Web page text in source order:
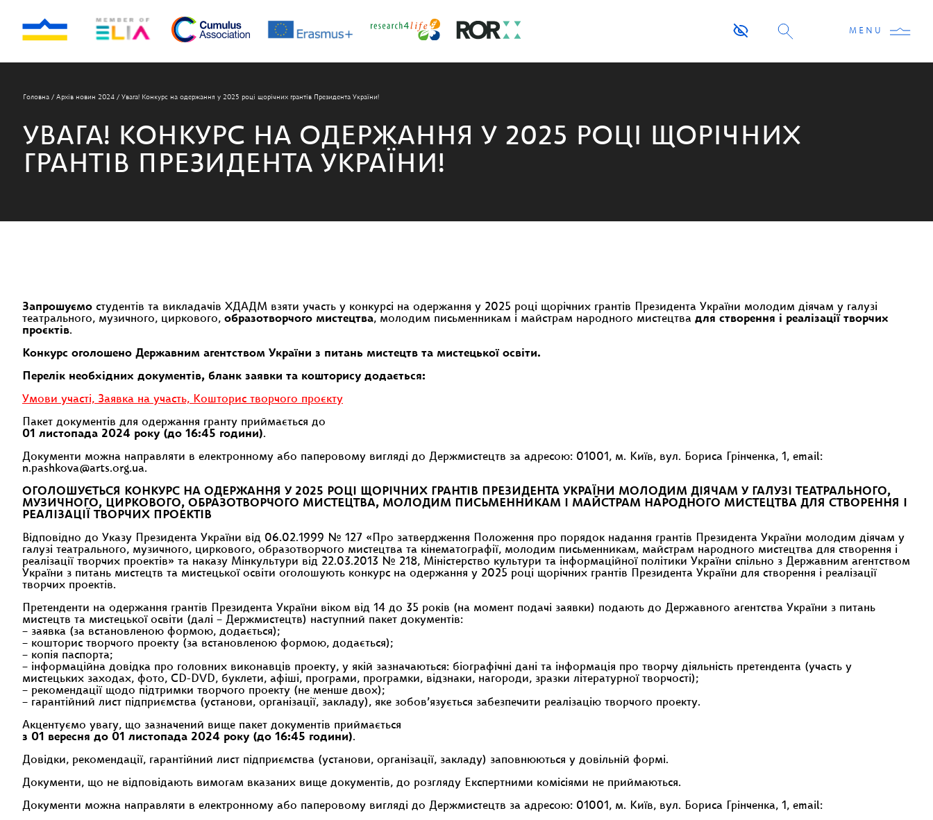
MENU
Головна / Архів новин 2024 / Увага! Конкурс на одержання у 2025 році щорічних грантів Президента України!
УВАГА! КОНКУРС НА ОДЕРЖАННЯ У 2025 РОЦІ ЩОРІЧНИХ
ГРАНТІВ ПРЕЗИДЕНТА УКРАЇНИ!
Запрошуємо студентів та викладачів ХДАДМ взяти участь у конкурсі на одержання у 2025 році щорічних грантів Президента України молодим діячам у галузі
театрального, музичного, циркового, образотворчого мистецтва, молодим письменникам і майстрам народного мистецтва для створення і реалізації творчих
проєктів.
Конкурс оголошено Державним агентством України з питань мистецтв та мистецької освіти.
Перелік необхідних документів, бланк заявки та кошторису додається:
Умови участі, Заявка на участь, Кошторис творчого проєкту
Пакет документів для одержання гранту приймається до
01 листопада 2024 року (до 16:45 години).
Документи можна направляти в електронному або паперовому вигляді до Держмистецтв за адресою: 01001, м. Київ, вул. Бориса Грінченка, 1, email:
n.pashkova@arts.org.ua.
ОГОЛОШУЄТЬСЯ КОНКУРС НА ОДЕРЖАННЯ У 2025 РОЦІ ЩОРІЧНИХ ГРАНТІВ ПРЕЗИДЕНТА УКРАЇНИ МОЛОДИМ ДІЯЧАМ У ГАЛУЗІ ТЕАТРАЛЬНОГО,
МУЗИЧНОГО, ЦИРКОВОГО, ОБРАЗОТВОРЧОГО МИСТЕЦТВА, МОЛОДИМ ПИСЬМЕННИКАМ І МАЙСТРАМ НАРОДНОГО МИСТЕЦТВА ДЛЯ СТВОРЕННЯ І
РЕАЛІЗАЦІЇ ТВОРЧИХ ПРОЕКТІВ
Відповідно до Указу Президента України від 06.02.1999 № 127 «Про затвердження Положення про порядок надання грантів Президента України молодим діячам у
галузі театрального, музичного, циркового, образотворчого мистецтва та кінематографії, молодим письменникам, майстрам народного мистецтва для створення і
реалізації творчих проектів» та наказу Мінкультури від 22.03.2013 № 218, Міністерство культури та інформаційної політики України спільно з Державним агентством
України з питань мистецтв та мистецької освіти оголошують конкурс на одержання у 2025 році щорічних грантів Президента України для створення і реалізації
творчих проектів.
Претенденти на одержання грантів Президента України віком від 14 до 35 років (на момент подачі заявки) подають до Державного агентства України з питань
мистецтв та мистецької освіти (далі – Держмистецтв) наступний пакет документів:
– заявка (за встановленою формою, додається);
– кошторис творчого проекту (за встановленою формою, додається);
– копія паспорта;
– інформаційна довідка про головних виконавців проекту, у якій зазначаються: біографічні дані та інформація про творчу діяльність претендента (участь у
мистецьких заходах, фото, CD-DVD, буклети, афіші, програми, програмки, відзнаки, нагороди, зразки літературної творчості);
– рекомендації щодо підтримки творчого проекту (не менше двох);
– гарантійний лист підприємства (установи, організації, закладу), яке зобов’язується забезпечити реалізацію творчого проекту.
Акцентуємо увагу, що зазначений вище пакет документів приймається
з 01 вересня до 01 листопада 2024 року (до 16:45 години).
Довідки, рекомендації, гарантійний лист підприємства (установи, організації, закладу) заповнюються у довільній формі.
Документи, що не відповідають вимогам вказаних вище документів, до розгляду Експертними комісіями не приймаються.
Документи можна направляти в електронному або паперовому вигляді до Держмистецтв за адресою: 01001, м. Київ, вул. Бориса Грінченка, 1, email: